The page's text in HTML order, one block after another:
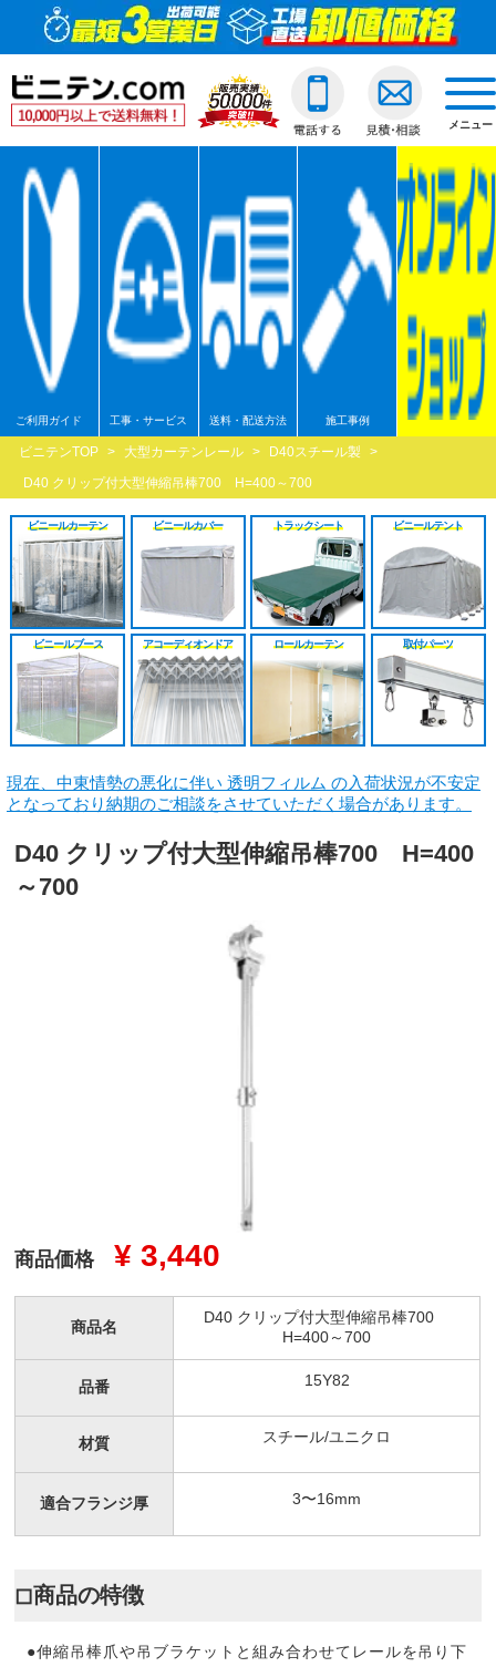
メニュー
ご利用ガイド 工事・サービス 送料・配送方法 施工事例
ビニテンTOP > 大型カーテンレール > D40スチール製
>
D40 クリップ付大型伸縮吊棒700 H=400～700
ビニールカーテン ビニールカバー トラックシート ビニールテント
ビニールブース アコーディオンドア ロールカーテン 取付パーツ
現在、中東情勢の悪化に伴い 透明フィルム の入荷状況が不安定
となっており納期のご相談をさせていただく場合があります。
D40 クリップ付大型伸縮吊棒700 H=400
～700
商品価格 ¥ 3,440
商品名
D40 クリップ付大型伸縮吊棒700
H=400～700
品番 15Y82
材質 スチール/ユニクロ
適合フランジ厚 3〜16mm
◻︎商品の特徴
●伸縮吊棒爪や吊ブラケットと組み合わせてレールを吊り下
ビニールカーテン 透明ビニールカーテン
糸入ビニールカーテン
ターポリンビニール
パワーシートビニー
ターポリンメッシュ
不燃ターポリンビニ
耐熱ビニールカーテン
溶接遮光ビニールカ
オプション加工一覧
ジャバラビニールカーテン
透明ジャバラビニー
糸入りジャバラビニ
ターポリンジャバラ
コンビネーションジ
不燃ターポリンジャ
戻る
のれんカーテン式
のれんカーテン式ビ
のれんカーテン可動
戻る
ロールスクリーン
透明ロールスクリーン
透明糸入りロールス
ターポリンロールス
不燃ターポリンロー
透明電動ロールスク
糸入透明電動ロール
ターポリン電動ロー
不燃ターポリン電動
屋外/野外用ロールス
アコーディオンドア
透明アコーディオン
糸入アコーディオン
ターポリンアコーデ
不燃ターポリンアコ
戻る
ネットカーテン網
ネットカーテン/網
戻る
大型カーテンレール
D30スチール製
D30アルミ製
D30ステンレス製
D30隙間シートレール
D40スチール製
D40アルミ製
D40ステンレス製
D40隙間シートレール
XGレール
ベンダーレール
その他部品関連
戻る
間仕切ポール
間仕切ポールスリム
間仕切ポール押さえ
間仕切ポールHGタイ
間仕切ポールXGタイ
間仕切ポールネット用
戻る
カバー
透明ビニールカバー
糸入りビニールカバー
合繊帆布ビニールカ
パワーシートビニー
ターポリンビニール
オプション加工
戻る
透明ビニールシート
糸入りビニールシート
合繊帆布ビニールシ
パワーシートビニー
ターポリンビニール
オプション加工
戻る
原反カット販売
透明フィルム原反・
糸入フィルム原反・
ターポリン原反・カ
帯電防止ターポリン
ターポリンメッシュ
パワーシート原反・
不燃ターポリン原反
耐熱シート原反・カ
溶接遮光シート原反
のれんカーテン可動
戻る
戻る
ご利用ガイド
他社との違い
ご注文の流れ
送料・配送方法
各種納期
お支払い方法
大口割引
無料見積り
パートナー募集
戻る